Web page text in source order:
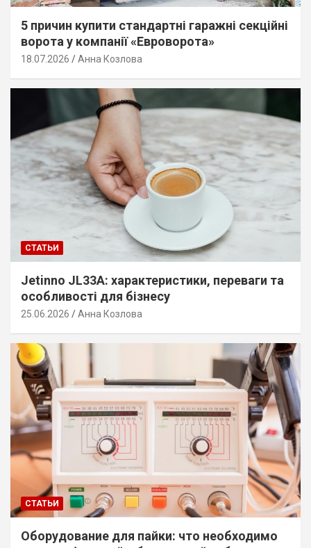
5 причин купити стандартні гаражні секційні
ворота у компанії «Евроворота»
18.07.2026 Анна Козлова
СТАТЬИ
Jetinno JL33A: характеристики, переваги та
особливості для бізнесу
25.06.2026 Анна Козлова
СТАТЬИ
Оборудование для пайки: что необходимо